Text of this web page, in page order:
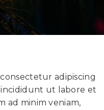
adipiscing
ut labore et
ad minim veniam,